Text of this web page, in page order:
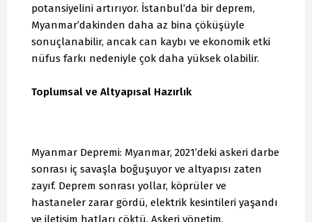
potansiyelini artırıyor. İstanbul’da bir deprem,
Myanmar’dakinden daha az bina çöküşüyle
sonuçlanabilir, ancak can kaybı ve ekonomik etki
nüfus farkı nedeniyle çok daha yüksek olabilir.
Toplumsal ve Altyapısal Hazırlık
Myanmar Depremi: Myanmar, 2021’deki askeri darbe
sonrası iç savaşla boğuşuyor ve altyapısı zaten
zayıf. Deprem sonrası yollar, köprüler ve
hastaneler zarar gördü, elektrik kesintileri yaşandı
ve iletişim hatları çöktü. Askeri yönetim,